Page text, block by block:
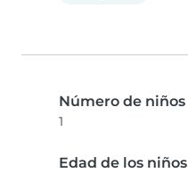
Número de niños
1
Edad de los niños